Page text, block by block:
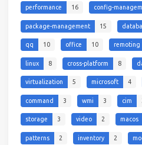
performance 16 config-
package-management 15
qq 10 office 10 remoting
linux 8 cross-platform 8
virtualization 5 microsoft 4
command 3 wmi 3 cim
storage 3 video 2 macos
patterns 2 inventory 2